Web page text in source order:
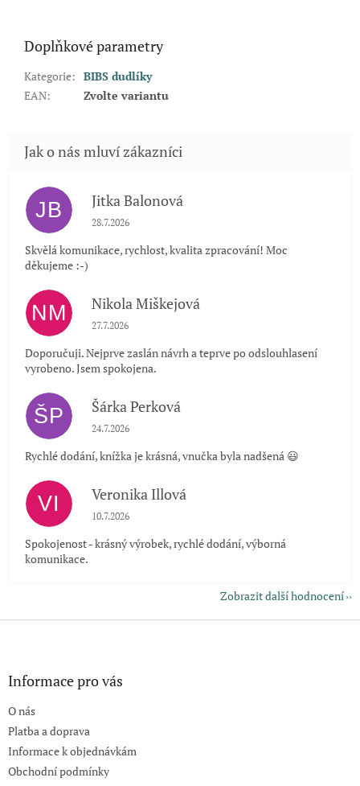
Doplňkové parametry
Kategorie: BIBS dudlíky
EAN: Zvolte variantu
JB Jitka Balonová
Hodnocení obchodu je 5 z 5 hvězdiček.
28.7.2026
Skvělá komunikace, rychlost, kvalita zpracování! Moc
děkujeme :-)
NM Nikola Miškejová
Hodnocení obchodu je 5 z 5 hvězdiček.
27.7.2026
Doporučuji. Nejprve zaslán návrh a teprve po odslouhlasení
vyrobeno. Jsem spokojena.
ŠP Šárka Perková
Hodnocení obchodu je 5 z 5 hvězdiček.
24.7.2026
Rychlé dodání, knížka je krásná, vnučka byla nadšená 😃
VI Veronika Illová
Hodnocení obchodu je 5 z 5 hvězdiček.
10.7.2026
Spokojenost - krásný výrobek, rychlé dodání, výborná
komunikace.
Zobrazit další hodnocení
Z
Informace pro vás
O nás
Platba a doprava
Informace k objednávkám
Obchodní podmínky